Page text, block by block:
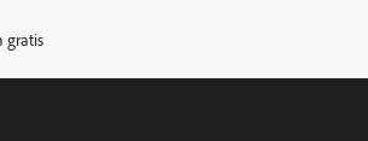
gratis